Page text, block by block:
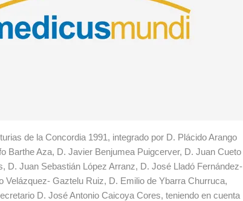
de la Concordia 1991, integrado por D. Plácido Arango
Barthe Aza, D. Javier Benjumea Puigcerver, D. Juan Cueto
Juan Sebastián López Arranz, D. José Lladó Fernández-
Gaztelu Ruiz, D. Emilio de Ybarra Churruca,
D. José Antonio Caicoya Cores, teniendo en cuenta